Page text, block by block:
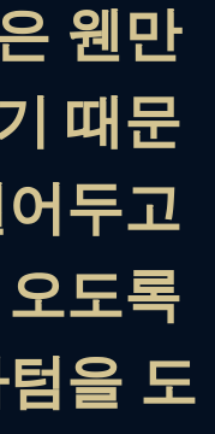
웬만
때문
두고
도록
을 도